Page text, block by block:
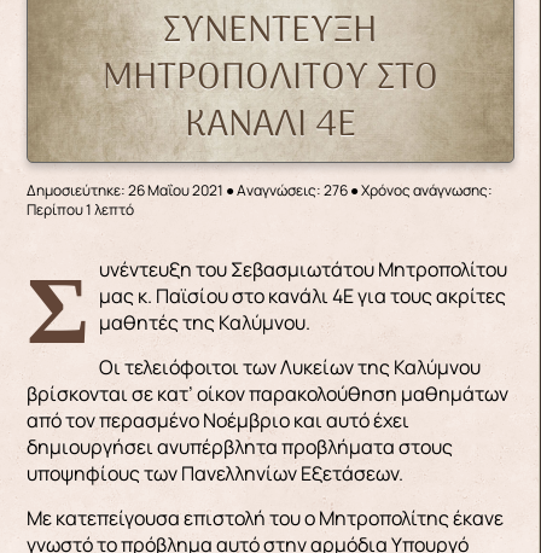
ΣΥΝΕΝΤΕΥΞΗ
ΜΗΤΡΟΠΟΛΙΤΟΥ ΣΤΟ
ΚΑΝΑΛΙ 4Ε
Δημοσιεύτηκε: 26 Μαΐου 2021 ●Αναγνώσεις: 276● Χρόνος ανάγνωσης:
Περίπου 1 λεπτό
Συνέντευξη του Σεβασμιωτάτου Μητροπολίτου μας κ. Παϊσίου στο κανάλι 4Ε για τους ακρίτες
μαθητές της Καλύμνου.
Οι τελειόφοιτοι των Λυκείων της Καλύμνου
βρίσκονται σε κατ’ οίκον παρακολούθηση μαθημάτων
από τον περασμένο Νοέμβριο και αυτό έχει
δημιουργήσει ανυπέρβλητα προβλήματα στους
υποψηφίους των Πανελληνίων Εξετάσεων.
Με κατεπείγουσα επιστολή του ο Μητροπολίτης έκανε
γνωστό το πρόβλημα αυτό στην αρμόδια Υπουργό